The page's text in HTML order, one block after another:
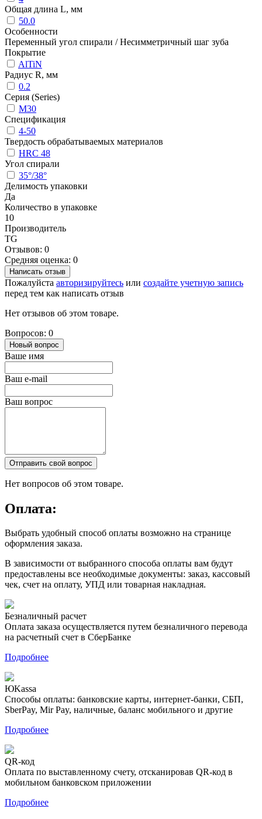
Общая длина L, мм
50.0
Особенности
Переменный угол спирали / Несимметричный шаг зуба
Покрытие
AlTiN
Радиус R, мм
0.2
Серия (Series)
M30
Спецификация
4-50
Твердость обрабатываемых материалов
HRC 48
Угол спирали
35°/38°
Делимость упаковки
Да
Количество в упаковке
10
Производитель
TG
Отзывов: 0
Средняя оценка: 0
Написать отзыв
Пожалуйста авторизируйтесь или создайте учетную запись
перед тем как написать отзыв
Нет отзывов об этом товаре.
Вопросов: 0
Новый вопрос
Ваше имя
Ваш e-mail
Ваш вопрос
Отправить свой вопрос
Нет вопросов об этом товаре.
Оплата:
Выбрать удобный способ оплаты возможно на странице
оформления заказа.
В зависимости от выбранного способа оплаты вам будут
предоставлены все необходимые документы: заказ, кассовый
чек, счет на оплату, УПД или товарная накладная.
Безналичный расчет
Оплата заказа осуществляется путем безналичного перевода
на расчетный счет в СберБанке
Подробнее
ЮKassa
Способы оплаты: банковские карты, интернет-банки, СБП,
SberPay, Mir Pay, наличные, баланс мобильного и другие
Подробнее
QR-код
Оплата по выставленному счету, отсканировав QR-код в
мобильном банковском приложении
Подробнее